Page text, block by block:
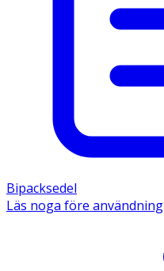
Bipacksedel
Läs noga före användning